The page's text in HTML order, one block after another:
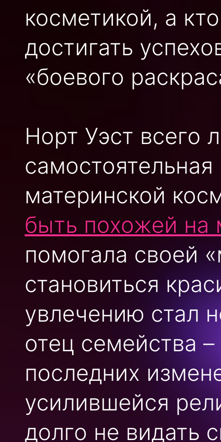
косметикой, а
достигать
«боевого
Норт Уэст всего
материнской
быть похожей на
помогала своей
становиться
увлечению стал
отец семейства
последних
усилившейся
долго не видать